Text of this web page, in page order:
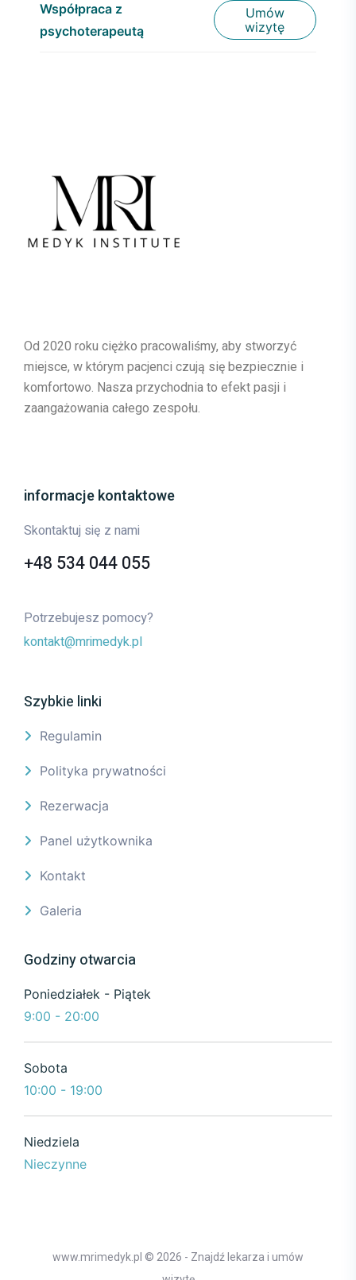
Współpraca z
psychoterapeutą
Umów
wizytę
Od 2020 roku ciężko pracowaliśmy, aby stworzyć
miejsce, w którym pacjenci czują się bezpiecznie i
komfortowo. Nasza przychodnia to efekt pasji i
zaangażowania całego zespołu.
informacje kontaktowe
Skontaktuj się z nami
+48 534 044 055
Potrzebujesz pomocy?
kontakt@mrimedyk.pl
Szybkie linki
Regulamin
Polityka prywatności
Rezerwacja
Panel użytkownika
Kontakt
Galeria
Godziny otwarcia
Poniedziałek - Piątek
9:00 - 20:00
Sobota
10:00 - 19:00
Niedziela
Nieczynne
www.mrimedyk.pl © 2026 - Znajdź lekarza i umów